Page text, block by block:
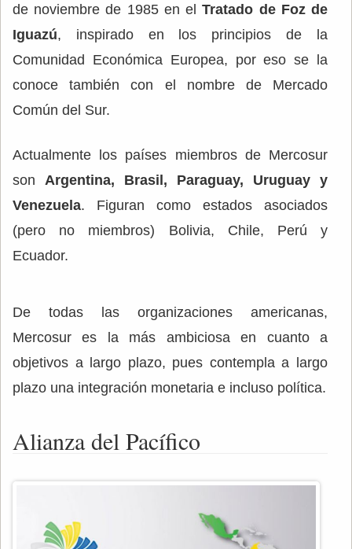
de noviembre de 1985 en elTratado de Foz de
Iguazú, inspirado en los principios de la
Comunidad Económica Europea, por eso se la
conoce también con el nombre de Mercado
Común del Sur.
Actualmente los países miembros de Mercosur
son Argentina, Brasil, Paraguay, Uruguay y
Venezuela. Figuran como estados asociados
(pero no miembros) Bolivia, Chile, Perú y
Ecuador.
De todas las organizaciones americanas,
Mercosur es la más ambiciosa en cuanto a
objetivos a largo plazo, pues contempla a largo
plazo una integración monetaria e incluso política.
Alianza del Pacífico